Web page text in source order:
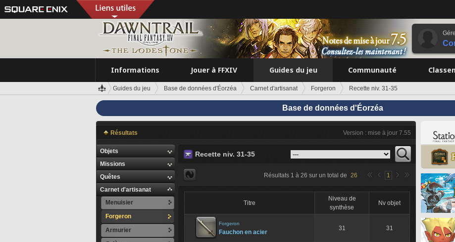
Informations Jouer à FFXIV Guides du jeu Communauté
Guides du jeu Base de données d'Éorzéa Carnet d'artisanat Forgeron Recette niv. 31-35
Base de données d'Éorzéa
Résultats Version : mise à jour 7.55
Objets
Missions
Quêtes
Carnet d'artisanat
Menuisier
Forgeron
Armurier
Recette niv. 31-35
Résultats 1 à 26 sur un total de 26 1
Titre
Niveau de
synthèse
Nv objet
Forgeron
Fauchon en acier
31 31